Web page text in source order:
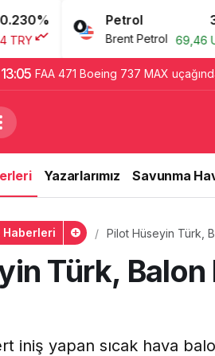
Petrol
Brent Petrol 69,46 USD
13:05 FAA 471 Boeing 737 MAX
Yazarlarımız Savunma
Haberleri Pilot Hüseyin Türk,
Türk, Balon
iniş yapan sıcak hava